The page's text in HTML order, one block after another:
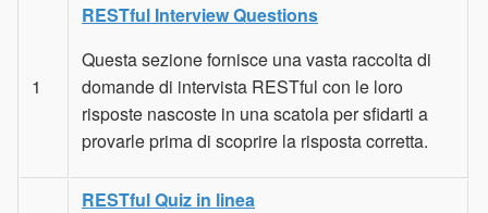
1
RESTful Interview Questions
Questa sezione fornisce una vasta raccolta di
domande di intervista RESTful con le loro
risposte nascoste in una scatola per sfidarti a
provarle prima di scoprire la risposta corretta.
RESTful Quiz in linea